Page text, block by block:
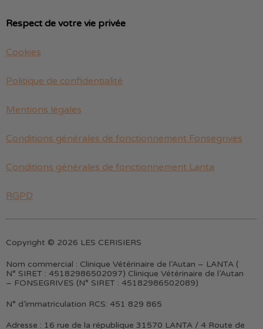
Respect de votre vie privée
Cookies
Politique de confidentialité
Mentions légales
Conditions générales de fonctionnement Fonsegrives
Conditions générales de fonctionnement Lanta
RGPD
Copyright © 2026 LES CERISIERS
Nom commercial : Clinique Vétérinaire de l’Autan – LANTA (
N° SIRET : 45182986502097) Clinique Vétérinaire de l’Autan
– FONSEGRIVES (N° SIRET : 45182986502089)
N° d’immatriculation RCS: 451 829 865
Adresse : 16 rue de la république 31570 LANTA / 4 Route de